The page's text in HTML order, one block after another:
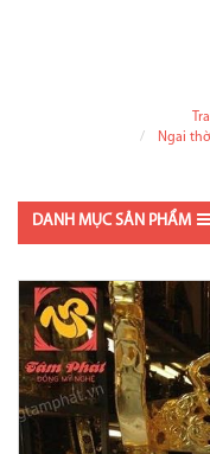
Ngai
DANH MỤC SẢN PHẨM